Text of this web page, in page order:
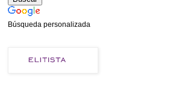
Búsqueda personalizada